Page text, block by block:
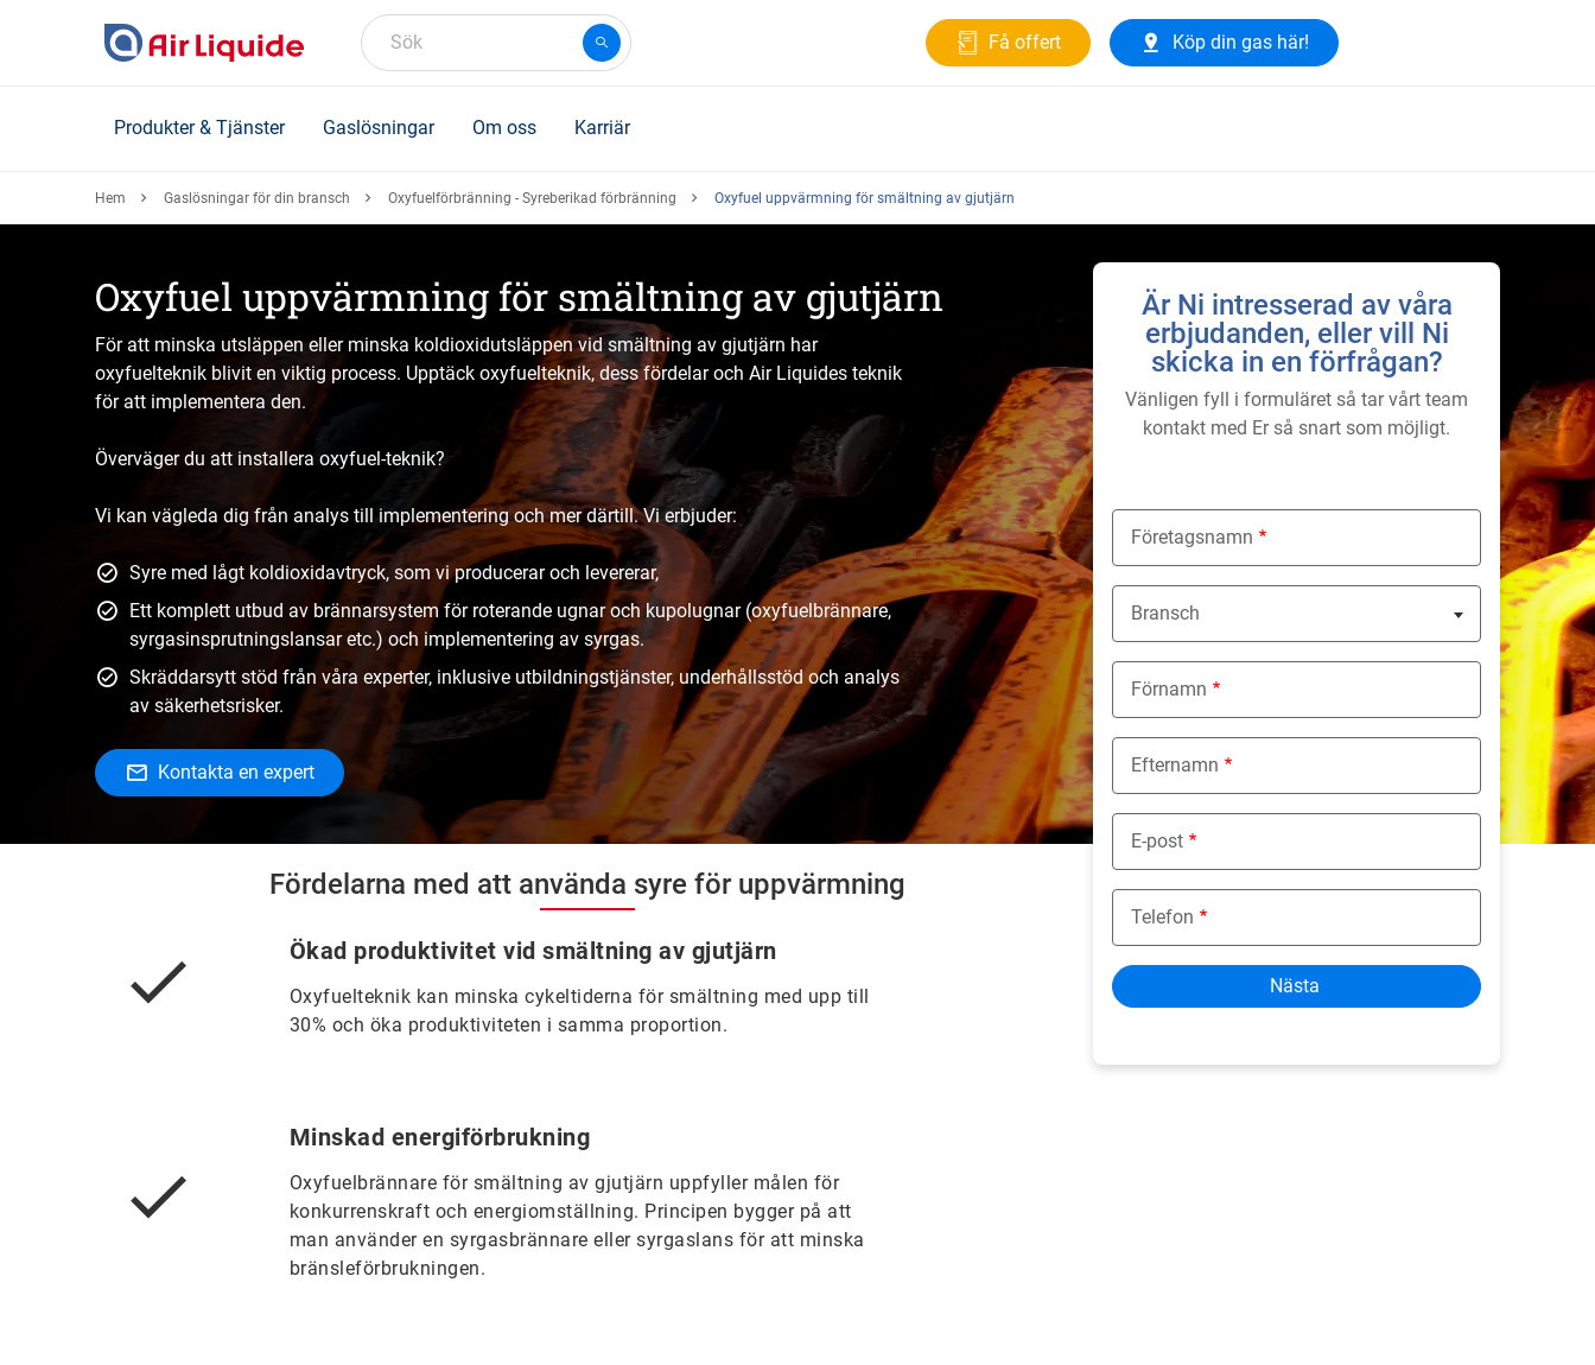
Sök Få offert Köp din gas här!
Produkter & Tjänster Gaslösningar Om oss Karriär
Hem Gaslösningar för din bransch Oxyfuelförbränning - Syreberikad förbränning Oxyfuel uppvärmning för smältning av gjutjärn
Oxyfuel uppvärmning för smältning av gjutjärn
För att minska utsläppen eller minska koldioxidutsläppen vid smältning av gjutjärn har
oxyfuelteknik blivit en viktig process. Upptäck oxyfuelteknik, dess fördelar och Air Liquides teknik
för att implementera den.
Överväger du att installera oxyfuel-teknik?
Vi kan vägleda dig från analys till implementering och mer därtill. Vi erbjuder:
Syre med lågt koldioxidavtryck, som vi producerar och levererar,
Ett komplett utbud av brännarsystem för roterande ugnar och kupolugnar (oxyfuelbrännare,
syrgasinsprutningslansar etc.) och implementering av syrgas.
Skräddarsytt stöd från våra experter, inklusive utbildningstjänster, underhållsstöd och analys
av säkerhetsrisker.
Kontakta en expert
Fördelarna med att använda syre för uppvärmning
Ökad produktivitet vid smältning av gjutjärn
Oxyfuelteknik kan minska cykeltiderna för smältning med upp till
30% och öka produktiviteten i samma proportion.
Minskad energiförbrukning
Oxyfuelbrännare för smältning av gjutjärn uppfyller målen för
konkurrenskraft och energiomställning. Principen bygger på att
man använder en syrgasbrännare eller syrgaslans för att minska
bränsleförbrukningen.
Är Ni intresserad av våra
erbjudanden, eller vill Ni
skicka in en förfrågan?
Vänligen fyll i formuläret så tar vårt team
kontakt med Er så snart som möjligt.
Företagsnamn
Bransch
Nothing selected
Förnamn
Efternamn
E-post
Telefon